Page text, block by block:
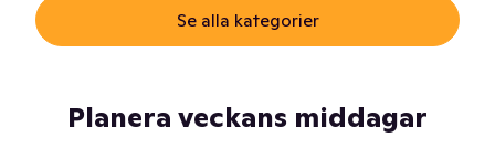
Se alla kategorier
Planera veckans middagar